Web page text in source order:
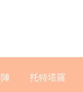
托特塔羅